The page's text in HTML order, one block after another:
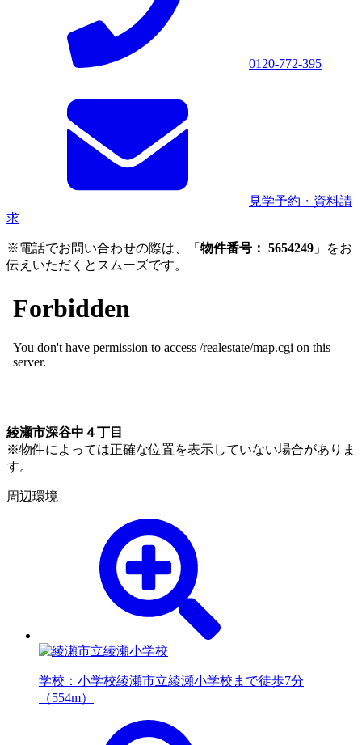
0120-772-395
見学予約・資料請
求
※電話でお問い合わせの際は、「 物件番号： 5654249 」をお
伝えいただくとスムーズです。
綾瀬市深谷中４丁目
※物件によっては正確な位置を表示していない場合がありま
す。
周辺環境
学校：小学校綾瀬市立綾瀬小学校まで徒歩7分
（554m）